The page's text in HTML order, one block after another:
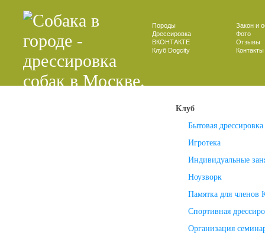
Породы
Закон и
Дрессировка
Фото
ВКОНТАКТЕ
Отзывы
Клуб Dogcity
Контакты
Клуб
Бытовая дрессировка
Игротека
Индивидуальные
Ноузворк
Памятка для членов
Спортивная
Организация